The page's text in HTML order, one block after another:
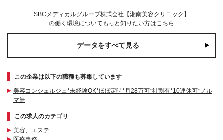
SBCメディカルグループ株式会社【湘南美容クリニック】
の働く環境についてもっと知りたい方はこちら
データをすべて見る
この企業は以下の職種も募集しています
美容コンシェルジュ*未経験OK*ほぼ定時*月28万可*社割有*10連休可*ノル
マ無
この求人のカテゴリ
美容、エステ